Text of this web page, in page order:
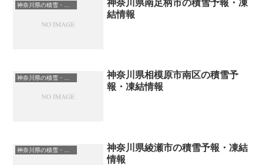
神奈川県南足柄市の積雪予報・凍
結情報
神奈川県相模原市南区の積雪予
報・凍結情報
神奈川県の積雪・凍結情報
神奈川県綾瀬市の積雪予報・凍結
情報